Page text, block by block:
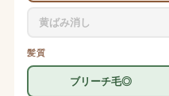
黄ばみ消し
髪質
ブリーチ毛◎